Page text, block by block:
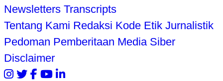
Newsletters Transcripts
Tentang Kami Redaksi Kode Etik Jurnalistik
Pedoman Pemberitaan Media Siber
Disclaimer